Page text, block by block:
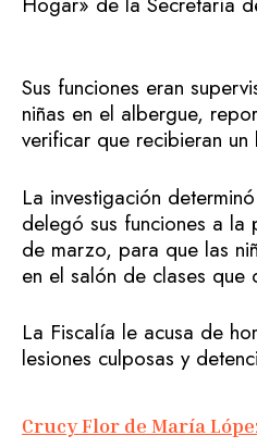
Sus funciones eran
niñas en el albergue,
verificar que recibieran un
La investigación
delegó sus funciones a
de marzo, para que las
en el salón de clases que
La Fiscalía le acusa de
lesiones culposas y
Crucy Flor de María